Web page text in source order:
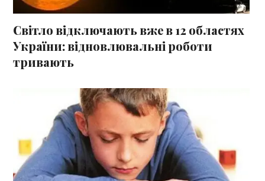
Світло відключають вже в 12 областях
України: відновлювальні роботи
тривають